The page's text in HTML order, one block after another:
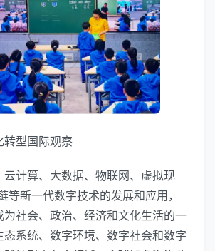
转型国际观察
云计算、大数据、物联网、虚拟现
等新一代数字技术的发展和应用，
为社会、政治、经济和文化生活的一
系统、数字环境、数字社会和数字